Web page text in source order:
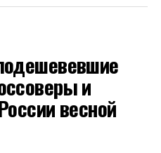
и
весной